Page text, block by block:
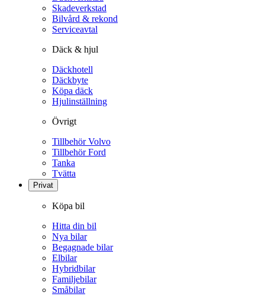
Skadeverkstad
Bilvård & rekond
Serviceavtal
Däck & hjul
Däckhotell
Däckbyte
Köpa däck
Hjulinställning
Övrigt
Tillbehör Volvo
Tillbehör Ford
Tanka
Tvätta
Privat
Köpa bil
Hitta din bil
Nya bilar
Begagnade bilar
Elbilar
Hybridbilar
Familjebilar
Småbilar